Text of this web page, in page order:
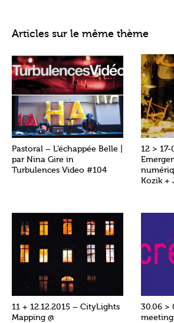
Articles sur le même thème
Pastoral – L’échappée Belle |
par Nina Gire in
Turbulences Video #104
12 >
Kozik +
11 + 12.12.2015 – CityLights
Mapping @
30.06 >